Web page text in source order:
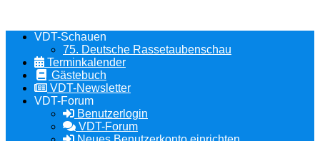
VDT-Schauen
75. Deutsche Rassetaubenschau
Terminkalender
Gästebuch
VDT-Newsletter
VDT-Forum
Benutzerlogin
VDT-Forum